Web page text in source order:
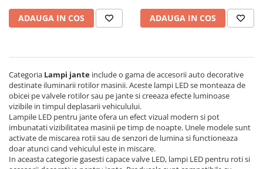
Banda Reflectorizanta
Bare Portbagaj
Capace Prezoane
Carcase Chei Auto
Carcasa cheie Audi
Carcasa cheie Bmw
Carcasa cheie Dacia
Carcasa Cheie Fiat
Carcasa Cheie Ford
ADAUGA IN COS ADAUGA IN COS
Categoria Lampi jante include o gama de accesorii auto decorative
destinate iluminarii rotilor masinii. Aceste lampi LED se monteaza de
obicei pe valvele rotilor sau pe jante si creeaza efecte luminoase
vizibile in timpul deplasarii vehiculului.
Lampile LED pentru jante ofera un efect vizual modern si pot
imbunatati vizibilitatea masinii pe timp de noapte. Unele modele sunt
activate de miscarea rotii sau de senzori de lumina si functioneaza
doar atunci cand vehiculul este in miscare.
In aceasta categorie gasesti capace valve LED, lampi LED pentru roti si